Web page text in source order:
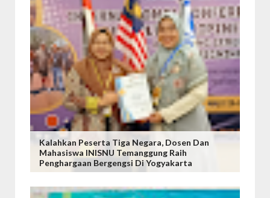
Kalahkan Peserta Tiga Negara, Dosen Dan
Mahasiswa INISNU Temanggung Raih
Penghargaan Bergengsi Di Yogyakarta